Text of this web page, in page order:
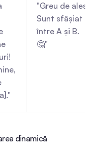
"Greu de ales!
Sunt sfâșiat
între A și B.
🤔"
dinamică